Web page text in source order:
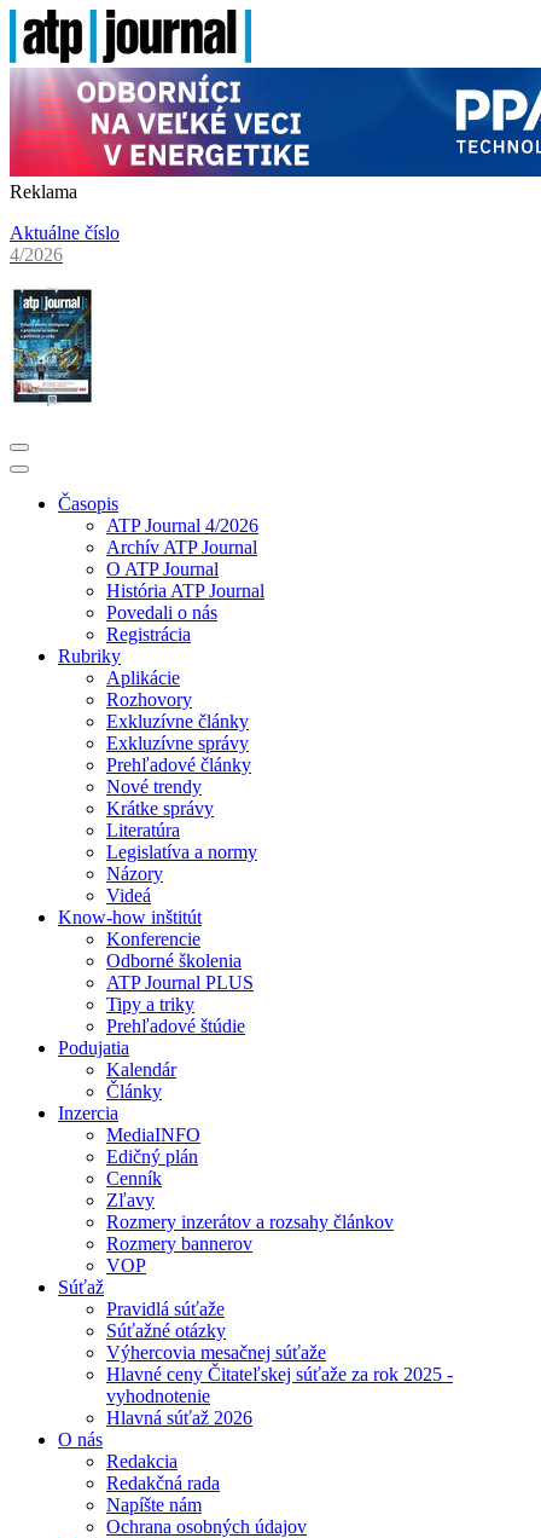
Reklama
Aktuálne číslo
4/2026
Časopis
ATP Journal 4/2026
Archív ATP Journal
O ATP Journal
História ATP Journal
Povedali o nás
Registrácia
Rubriky
Aplikácie
Rozhovory
Exkluzívne články
Exkluzívne správy
Prehľadové články
Nové trendy
Krátke správy
Literatúra
Legislatíva a normy
Názory
Videá
Know-how inštitút
Konferencie
Odborné školenia
ATP Journal PLUS
Tipy a triky
Prehľadové štúdie
Podujatia
Kalendár
Články
Inzercia
MediaINFO
Edičný plán
Cenník
Zľavy
Rozmery inzerátov a rozsahy článkov
Rozmery bannerov
VOP
Súťaž
Pravidlá súťaže
Súťažné otázky
Výhercovia mesačnej súťaže
Hlavné ceny Čitateľskej súťaže za rok 2025 -
vyhodnotenie
Hlavná súťaž 2026
O nás
Redakcia
Redakčná rada
Napíšte nám
Ochrana osobných údajov